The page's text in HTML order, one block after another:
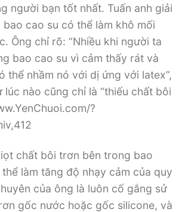
người bạn tốt nhất. Tuấn anh giải
bao cao su có thể làm khô mối
Ông chỉ rõ: “Nhiều khi người ta
bao cao su vì cảm thấy rát và
thể nhầm nó với dị ứng với latex”,
lúc nào cũng chỉ là “thiếu chất bôi
?
chất bôi trơn bên trong bao
làm tăng độ nhạy cảm của quy
của ông là luôn cố gắng sử
gốc nước hoặc gốc silicone, và